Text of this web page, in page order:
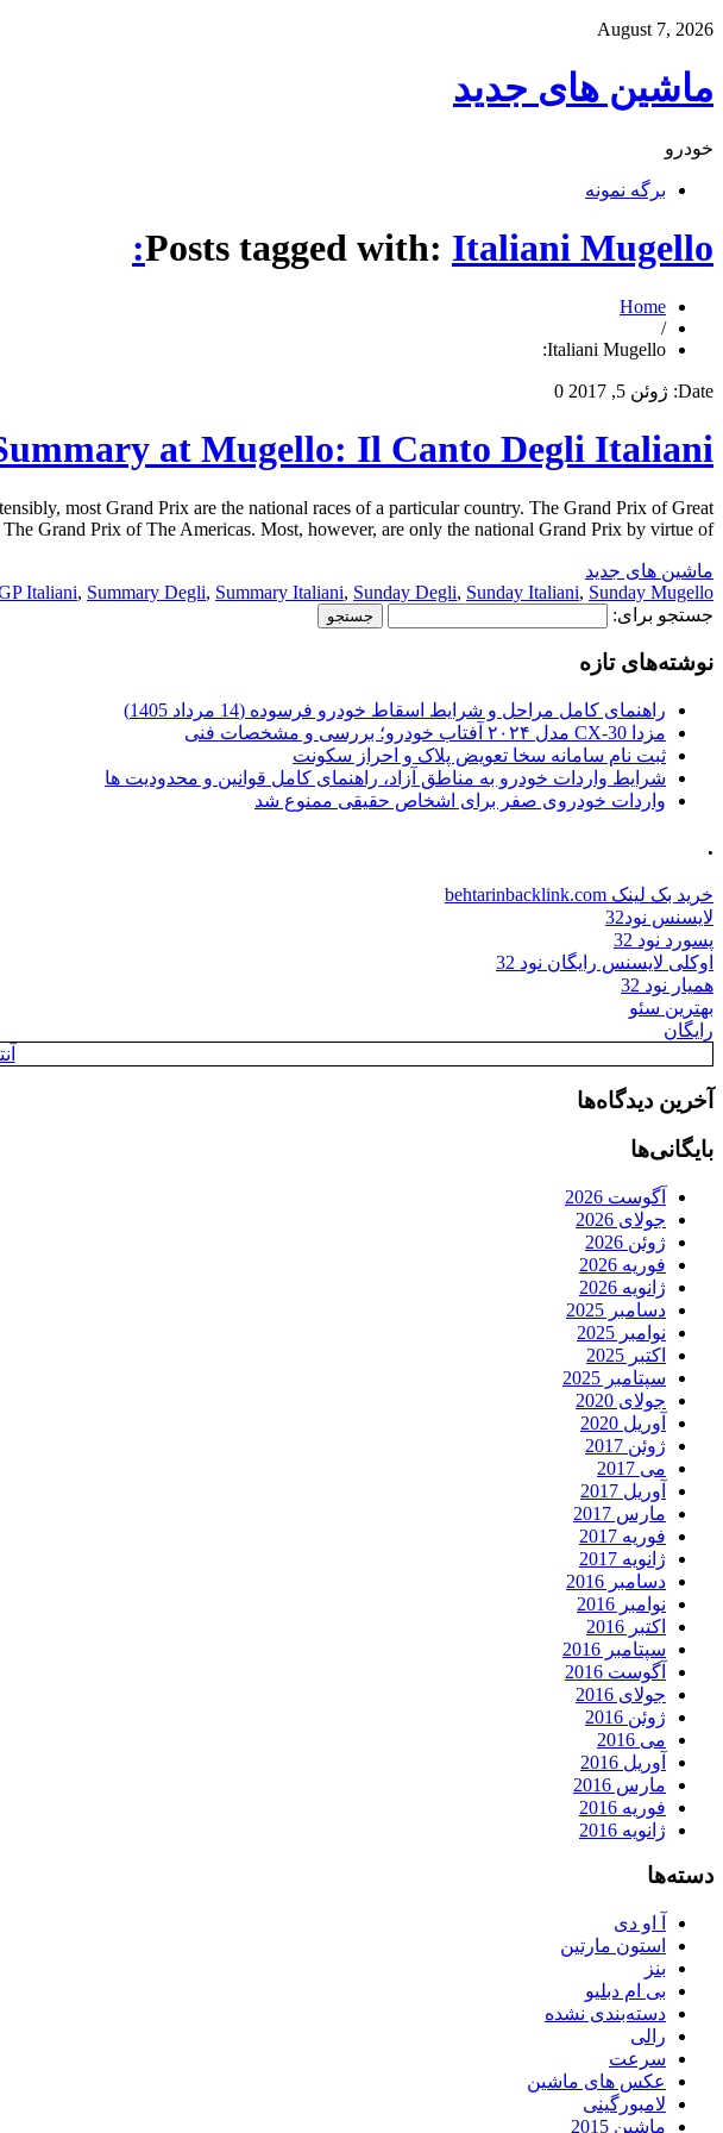
August 7, 2026
ماشین های جدید
خودرو
برگه نمونه
Posts tagged with: Italiani Mugello:
Home
/
Italiani Mugello:
Date: ژوئن 5, 2017 0
at Mugello: Il Canto Degli Italiani
most Grand Prix are the national races of a particular country. The Grand Prix of Great
Grand Prix of The Americas. Most, however, are only the national Grand Prix by virtue of […]
ماشین های جدید
Italiani, Summary Degli, Summary Italiani, Sunday Degli, Sunday Italiani, Sunday Mugello:
جستجو برای:
نوشته‌های تازه
راهنمای کامل مراحل و شرایط اسقاط خودرو فرسوده (14 مرداد 1405)
مزدا CX-30 مدل ۲۰۲۴ آفتاب خودرو؛ بررسی و مشخصات فنی
ثبت نام سامانه سخا تعویض پلاک و احراز سکونت
شرایط واردات خودرو به مناطق آزاد، راهنمای کامل قوانین و محدودیت ها
واردات خودروی صفر برای اشخاص حقیقی ممنوع شد
.
خرید بک لینک behtarinbacklink.com
لایسنس نود32
پسورد نود 32
اوکلی لایسنس رایگان نود 32
همیار نود 32
بهترین سئو
رایگان
آخرین دیدگاه‌ها
بایگانی‌ها
آگوست 2026
جولای 2026
ژوئن 2026
فوریه 2026
ژانویه 2026
دسامبر 2025
نوامبر 2025
اکتبر 2025
سپتامبر 2025
جولای 2020
آوریل 2020
ژوئن 2017
می 2017
آوریل 2017
مارس 2017
فوریه 2017
ژانویه 2017
دسامبر 2016
نوامبر 2016
اکتبر 2016
سپتامبر 2016
آگوست 2016
جولای 2016
ژوئن 2016
می 2016
آوریل 2016
مارس 2016
فوریه 2016
ژانویه 2016
دسته‌ها
آ او دی
استون مارتین
بنز
بی ام دبلیو
دسته‌بندی نشده
رالی
سرعت
عکس های ماشین
لامبورگینی
ماشین 2015